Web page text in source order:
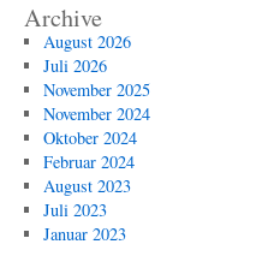
Archive
August 2026
Juli 2026
November 2025
November 2024
Oktober 2024
Februar 2024
August 2023
Juli 2023
Januar 2023